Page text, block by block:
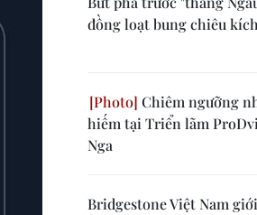
đồng loạt bung chiêu
Chiêm ngưỡng
hiếm tại Triển lãm
Nga
Bridgestone Việt Nam